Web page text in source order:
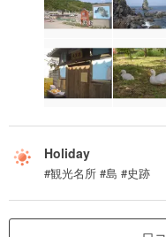
Holiday
#観光名所 #島 #史跡